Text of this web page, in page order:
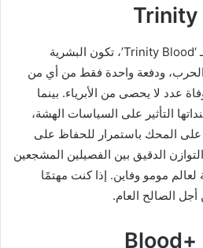
في عالم ما بعد نهاية العالم لـ ‘Trinity Blood’، تكون البشرية
ودفعة واحدة فقط من أي من
عدد لا يحصى من الأبرياء. بينما
التأثير على السياسات الهشة،
على المحك باستمرار للحفاظ على
الدقيق بين الفصيلين المشجعين
لعالم مومو وفاين. إذا كنت مهتمًا